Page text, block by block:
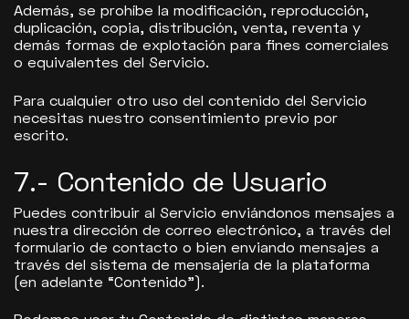
Además, se prohíbe la modificación, reproducción,
duplicación, copia, distribución, venta, reventa y
demás formas de explotación para fines comerciales
o equivalentes del Servicio.
Para cualquier otro uso del contenido del Servicio
necesitas nuestro consentimiento previo por
escrito.
7.- Contenido de Usuario
Puedes contribuir al Servicio enviándonos mensajes a
nuestra dirección de correo electrónico, a través del
formulario de contacto o bien enviando mensajes a
través del sistema de mensajería de la plataforma
(en adelante “Contenido”).